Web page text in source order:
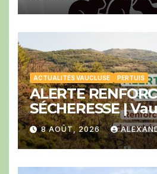
ACTUALITÉS VAUCLUSE PERTUIS
ALERTE
SÉCHERESSE |
8 AOÛT, 2026